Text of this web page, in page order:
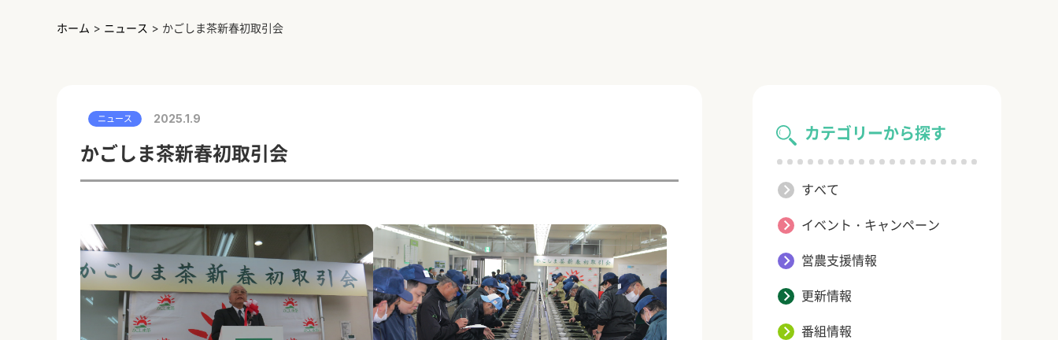
ホーム > ニュース > かごしま茶新春初取引会
カテゴリーから探す
すべて
イベント・キャンペーン
営農支援情報
更新情報
番組情報
ニュース 2025.1.9
かごしま茶新春初取引会